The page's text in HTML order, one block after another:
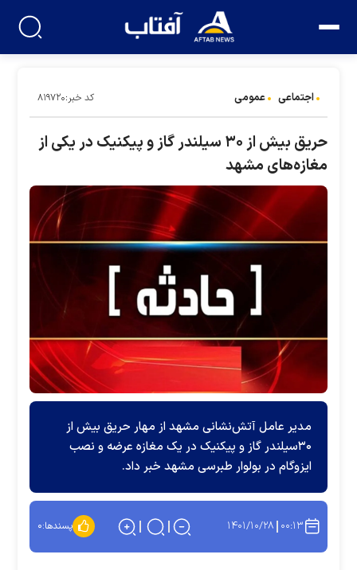
اجتماعی عمومی کد خبر:۸۱۹۷۲۰
حریق بیش از ۳۰ سیلندر گاز و پیکنیک در یکی از
مغازه‌های مشهد
مدیر عامل آتش‌نشانی مشهد از مهار حریق بیش از
۳۰سیلندر گاز و پیکنیک در یک مغازه عرضه و نصب
ایزوگام در بولوار طبرسی مشهد خبر داد.
۰۰:۱۳ ۱۴۰۱/۱۰/۲۸ پسندها:۰